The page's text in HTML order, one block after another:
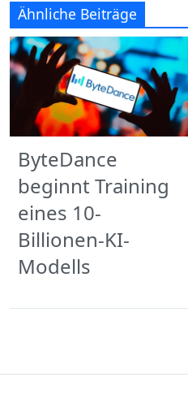
Ähnliche Beiträge
ByteDance
beginnt Training
eines 10-
Billionen-KI-
Modells